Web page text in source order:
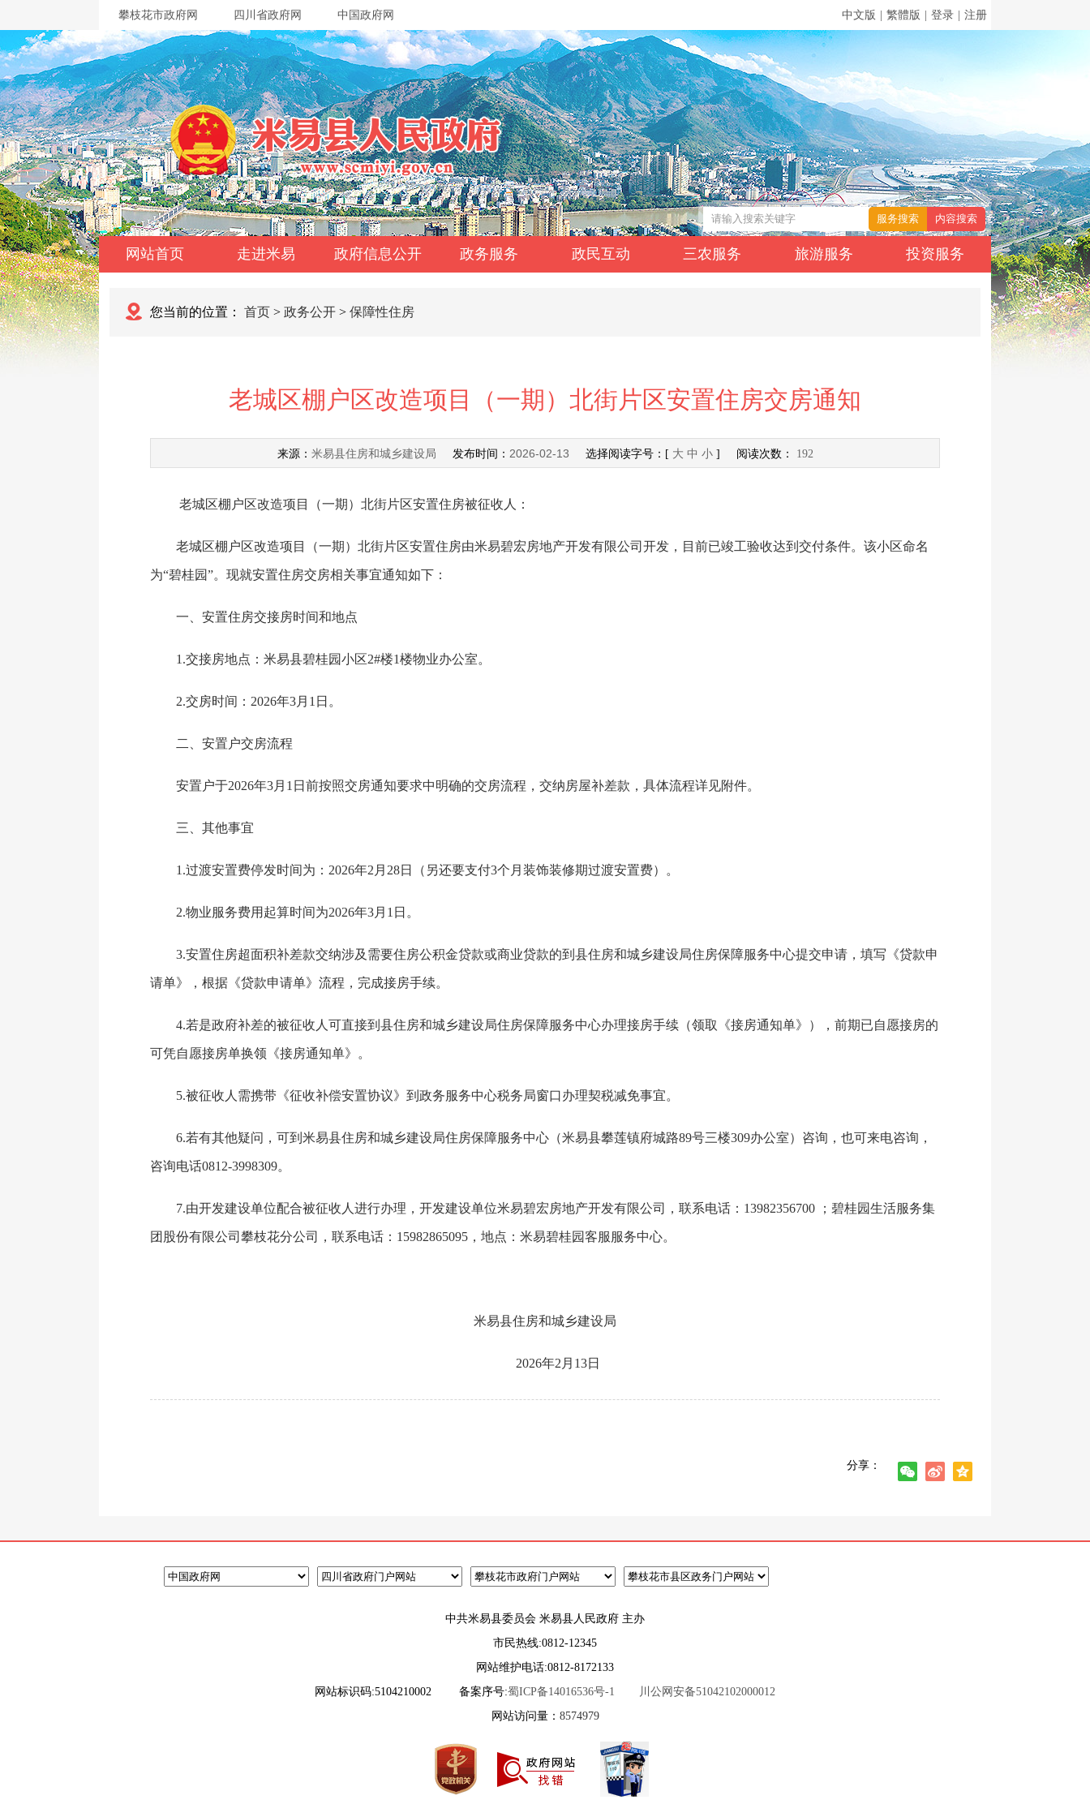
攀枝花市政府网 四川省政府网 中国政府网 中文版 繁體版 登录 注册
网站首页 走进米易 政府信息公开 政务服务 政民互动 三农服务 旅游服务 投资服务
您当前的位置： 首页 > 政务公开 > 保障性住房
老城区棚户区改造项目（一期）北街片区安置住房交房通知
来源： 米易县住房和城乡建设局 发布时间： 2026-02-13 选择阅读字号：[ 大 中 小] 阅读次数： 192
老城区棚户区改造项目（一期）北街片区安置住房被征收人：
老城区棚户区改造项目（一期）北街片区安置住房由米易碧宏房地产开发有限公司开发，目前已竣工验收达到交付条件。该小区命名
为“碧桂园”。现就安置住房交房相关事宜通知如下：
一、安置住房交接房时间和地点
1.交接房地点：米易县碧桂园小区2#楼1楼物业办公室。
2.交房时间：2026年3月1日。
二、安置户交房流程
安置户于2026年3月1日前按照交房通知要求中明确的交房流程，交纳房屋补差款，具体流程详见附件。
三、其他事宜
1.过渡安置费停发时间为：2026年2月28日（另还要支付3个月装饰装修期过渡安置费）。
2.物业服务费用起算时间为2026年3月1日。
3.安置住房超面积补差款交纳涉及需要住房公积金贷款或商业贷款的到县住房和城乡建设局住房保障服务中心提交申请，填写《贷款申
请单》，根据《贷款申请单》流程，完成接房手续。
4.若是政府补差的被征收人可直接到县住房和城乡建设局住房保障服务中心办理接房手续（领取《接房通知单》），前期已自愿接房的
可凭自愿接房单换领《接房通知单》。
5.被征收人需携带《征收补偿安置协议》到政务服务中心税务局窗口办理契税减免事宜。
6.若有其他疑问，可到米易县住房和城乡建设局住房保障服务中心（米易县攀莲镇府城路89号三楼309办公室）咨询，也可来电咨询，
咨询电话0812-3998309。
7.由开发建设单位配合被征收人进行办理，开发建设单位米易碧宏房地产开发有限公司，联系电话：13982356700 ；碧桂园生活服务集
团股份有限公司攀枝花分公司，联系电话：15982865095，地点：米易碧桂园客服服务中心。
米易县住房和城乡建设局
2026年2月13日
分享：
中共米易县委员会 米易县人民政府 主办
市民热线:0812-12345
网站维护电话:0812-8172133
网站标识码:5104210002
备案序号:蜀ICP备14016536号-1
川公网安备51042102000012
网站访问量： 8574979